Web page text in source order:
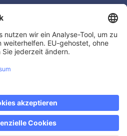
© 2026 Baader Bank AG
Rechtlicher Hinweis
Barrierefreiheit
Kontakt & FAQ